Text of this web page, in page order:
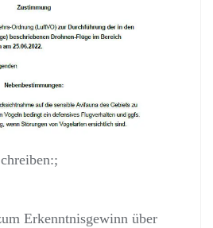
Erkenntnisgewinn über